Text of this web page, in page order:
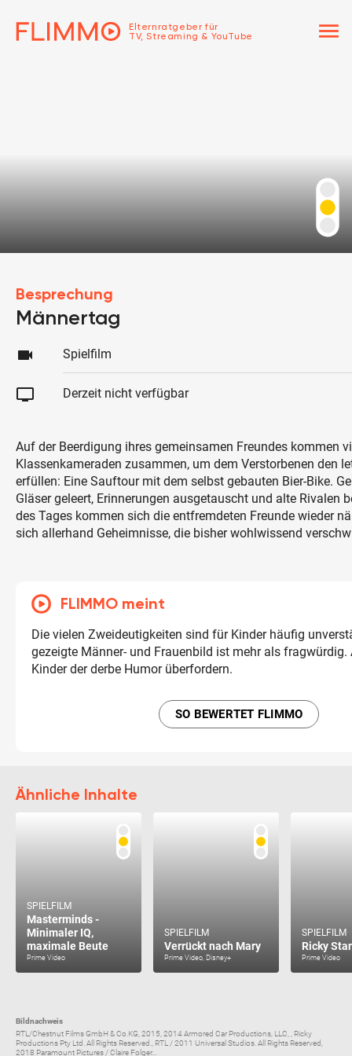
Elternratgeber für
TV, Streaming & YouTube
menu
Besprechung
Männertag
videocam Spielfilm
tv Derzeit nicht verfügbar
Auf der Beerdigung ihres gemeinsamen Freundes kommen
Klassenkameraden zusammen, um dem Verstorbenen den
erfüllen: Eine Sauftour mit dem selbst gebauten Bier-Bike.
Gläser geleert, Erinnerungen ausgetauscht und alte Rivalen
des Tages kommen sich die entfremdeten Freunde wieder
sich allerhand Geheimnisse, die bisher wohlwissend
FLIMMO meint
Die vielen Zweideutigkeiten sind für Kinder häufig
gezeigte Männer- und Frauenbild ist mehr als fragwürdig.
Kinder der derbe Humor überfordern.
SO BEWERTET FLIMMO
Ähnliche Inhalte
SPIELFILM
Masterminds -
Minimaler IQ,
maximale Beute
Prime Video
SPIELFILM
Verrückt nach Mary
Prime Video, Disney+
SPIELFILM
Ricky
Prime Video
Bildnachweis
RTL/Chestnut Films GmbH & Co.KG, 2015, 2014 Armored Car Productions, LLC, , Ricky
Productions Pty Ltd. All Rights Reserved., RTL / 2011 Universal Studios. All Rights Reserved,
2018 Paramount Pictures / Claire Folger...